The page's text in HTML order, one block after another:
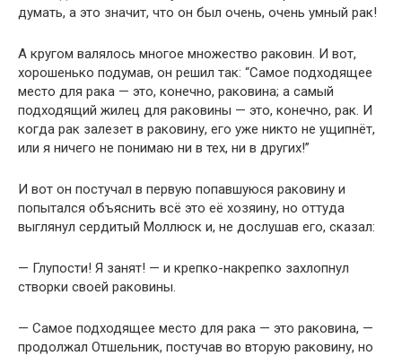
думать, а это значит, что он был очень, очень умный рак!
А кругом валялось многое множество раковин. И вот,
хорошенько подумав, он решил так: “Самое подходящее
место для рака — это, конечно, раковина; а самый
подходящий жилец для раковины — это, конечно, рак. И
когда рак залезет в раковину, его уже никто не ущипнёт,
или я ничего не понимаю ни в тех, ни в других!”
И вот он постучал в первую попавшуюся раковину и
попытался объяснить всё это её хозяину, но оттуда
выглянул сердитый Моллюск и, не дослушав его, сказал:
— Глупости! Я занят! — и крепко-накрепко захлопнул
створки своей раковины.
— Самое подходящее место для рака — это раковина, —
продолжал Отшельник, постучав во вторую раковину, но